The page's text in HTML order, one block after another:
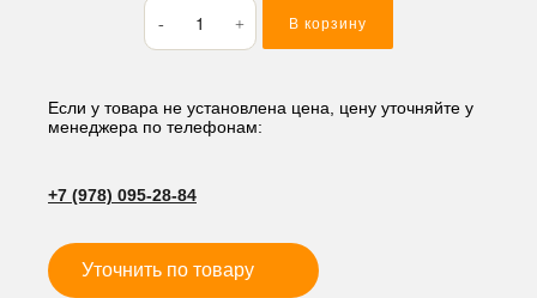
Количество
товара
Радиатор
Caterpillar
CAT
мм
В корзину
Если у товара не установлена цена, цену уточняйте у
менеджера по телефонам:
+7 (978) 095-28-84
Уточнить по товару